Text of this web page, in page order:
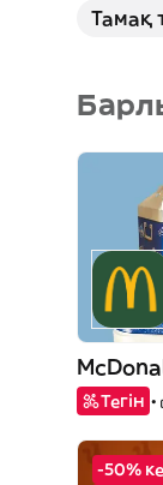
Тамақ
Тегін
-50%